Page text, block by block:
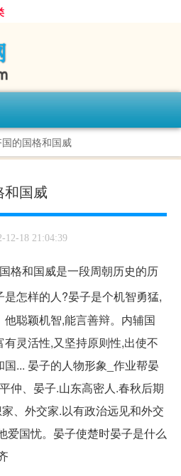
的国格和国威
和国威
12-18 21:04:39
格和国威是一段周朝历史的历
是怎样的人?晏子是个机智勇猛,
聪颖机智,能言善辩。内辅国
灵活性,又坚持原则性,出使不
... 晏子的人物形象_作业帮晏
仲、晏子.山东高密人.春秋后期
、外交家.以有政治远见和外交
爱国忧。晏子使楚时晏子是什么